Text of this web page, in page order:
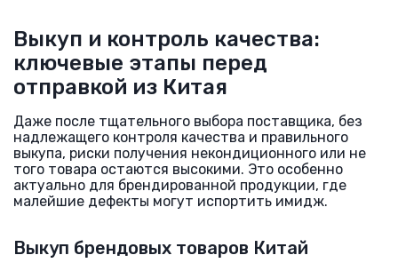
Выкуп и контроль качества:
ключевые этапы перед
отправкой из Китая
Даже после тщательного выбора поставщика, без
надлежащего контроля качества и правильного
выкупа, риски получения некондиционного или не
того товара остаются высокими. Это особенно
актуально для брендированной продукции, где
малейшие дефекты могут испортить имидж.
Выкуп брендовых товаров Китай